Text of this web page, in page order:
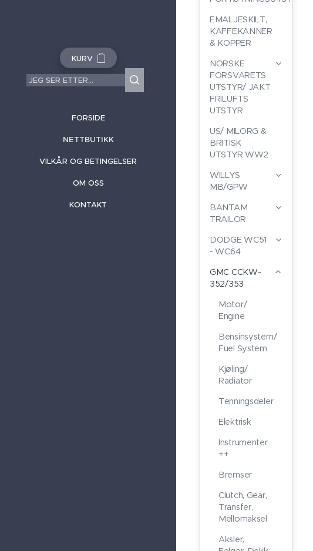
KURV
FORSIDE
NETTBUTIKK
VILKÅR OG BETINGELSER
OM OSS
KONTAKT
EMALJESKILT,
KAFFEKANNER
& KOPPER
NORSKE
FORSVARETS
UTSTYR/ JAKT
FRILUFTS
UTSTYR
US/ MILORG &
BRITISK
UTSTYR WW2
WILLYS
MB/GPW
BANTAM
TRAILOR
DODGE WC51
- WC64
GMC CCKW-
352/353
Motor/
Engine
Bensinsystem/
Fuel System
Kjøling/
Radiator
Tenningsdeler
Elektrisk
Instrumenter
++
Bremser
Clutch, Gear,
Transfer,
Mellomaksel
Aksler,